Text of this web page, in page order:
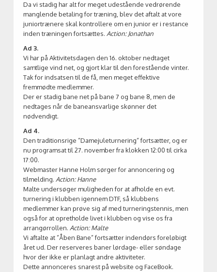
Da vi stadig har alt for meget udestående vedrørende
manglende betaling for træning, blev det aftalt at vore
juniortrænere skal kontrollere om en junior er i restance
inden træningen fortsættes. Action: Jonathan
Ad 3.
Vi har på Aktivitetsdagen den 16. oktober nedtaget
samtlige vind net, og gjort klar til den forestående vinter.
Tak for indsatsen til de få, men meget effektive
fremmødte medlemmer.
Der er stadig bane net på bane 7 og bane 8, men de
nedtages når de baneansvarlige skønner det
nødvendigt.
Ad 4.
Den traditionsrige ”Damejuleturnering” fortsætter, og er
nu programsat til 27. november fra klokken 12:00 til cirka
17:00.
Webmaster Hanne Holm sørger for annoncering og
tilmelding. Action: Hanne
Malte undersøger muligheden for at afholde en evt.
turnering i klubben igennem DTF, så klubbens
medlemmer kan prøve sig af med turneringstennis, men
også for at opretholde livet i klubben og vise os fra
arrangørrollen. Action: Malte
Vi aftalte at ”Åben Bane” fortsætter indendørs foreløbigt
året ud. Der reserveres baner lørdage- eller søndage
hvor der ikke er planlagt andre aktiviteter.
Dette annonceres snarest på website og FaceBook.